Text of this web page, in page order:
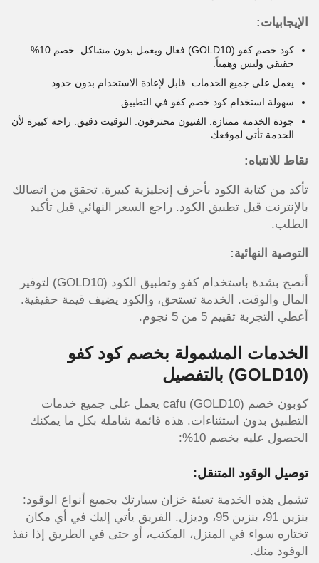
الإيجابيات:
كود خصم كفو (GOLD10) فعال ويعمل بدون مشاكل. خصم 10%
حقيقي وليس وهمياً.
يعمل على جميع الخدمات. قابل لإعادة الاستخدام بدون حدود.
سهولة استخدام كود خصم كفو في التطبيق.
جودة الخدمة ممتازة. الفنيون محترفون. التوقيت دقيق. راحة كبيرة لأن
الخدمة تأتي لموقعك.
نقاط للانتباه:
تأكد من كتابة الكود بأحرف إنجليزية كبيرة. تحقق من اتصالك
بالإنترنت قبل تطبيق الكود. راجع السعر النهائي قبل تأكيد
الطلب.
التوصية النهائية:
أنصح بشدة باستخدام كفو وتطبيق الكود (GOLD10) لتوفير
المال والوقت. الخدمة تستحق، والكود يضيف قيمة حقيقية.
أعطي التجربة تقييم 5 من 5 نجوم.
الخدمات المشمولة بخصم كود كفو
(GOLD10) بالتفصيل
كوبون خصم cafu (GOLD10) يعمل على جميع خدمات
التطبيق بدون استثناءات. هذه قائمة شاملة بكل ما يمكنك
الحصول عليه بخصم 10%:
توصيل الوقود المتنقل:
تشمل هذه الخدمة تعبئة خزان سيارتك بجميع أنواع الوقود:
بنزين 91، بنزين 95، وديزل. الفريق يأتي إليك في أي مكان
تختاره سواء في المنزل، المكتب، أو حتى في الطريق إذا نفذ
الوقود منك.